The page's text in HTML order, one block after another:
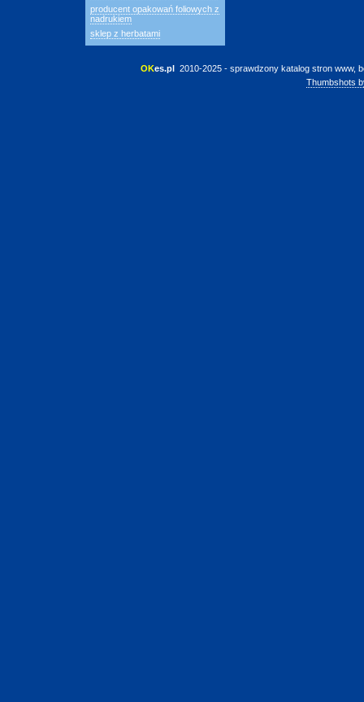
producent opakowań foliowych z
nadrukiem
sklep z herbatami
OKes.pl 2010-2025 - sprawdzony katalog stron www,
Thumbshots